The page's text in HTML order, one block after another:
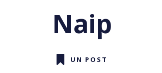
Naip
UN POST